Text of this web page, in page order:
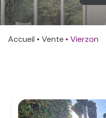
VENTES
ALERTE
MAIL
ESTIMATION
Accueil Vente Vierzon